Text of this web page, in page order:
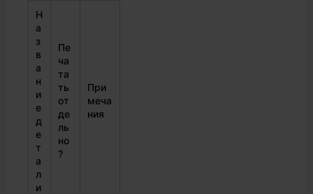
Н
а
з
в
а
н
и
е
д
е
т
а
л
и
Пе
ча
та
ть
от
де
ль
но
?
При
меча
ния